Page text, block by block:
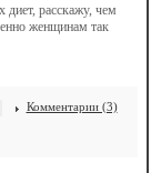
диет, расскажу, чем
женщинам так
Комментарии (3)